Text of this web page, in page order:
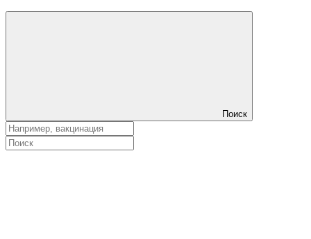
Поиск